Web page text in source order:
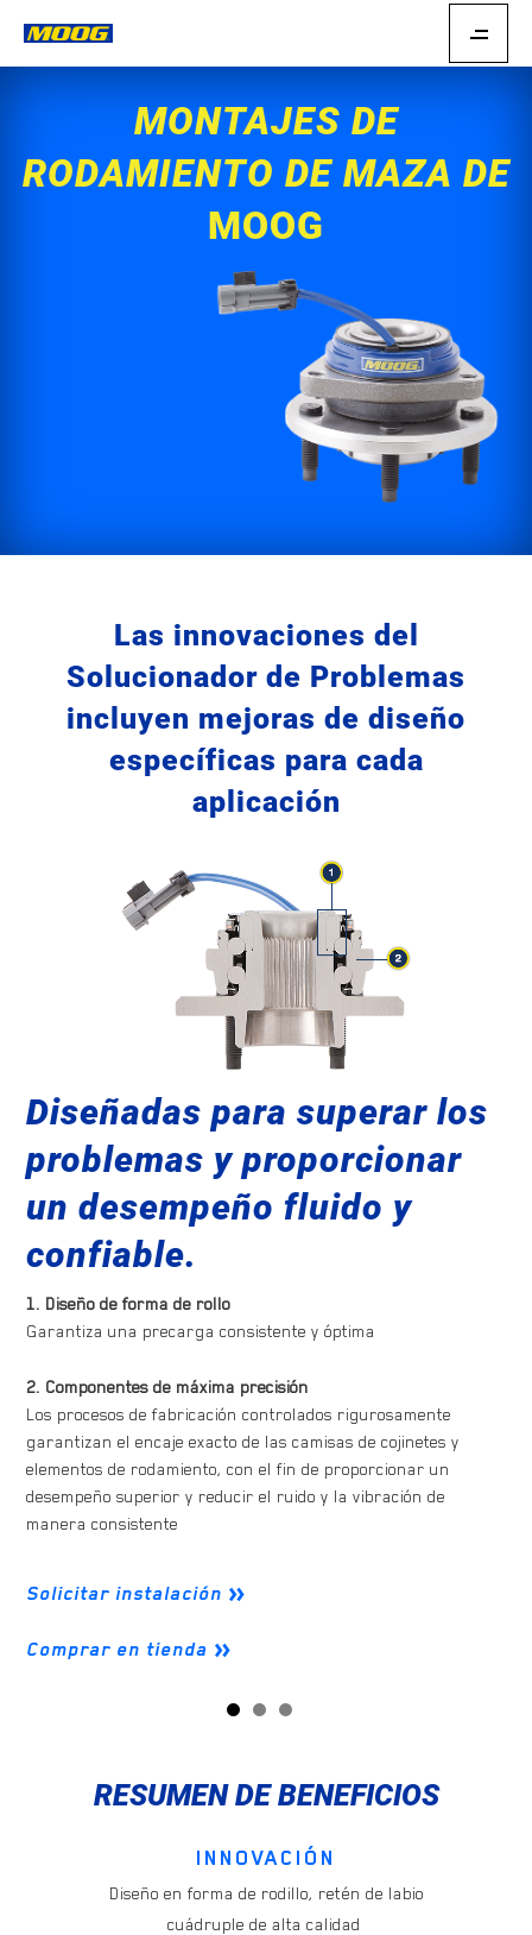
MONTAJES DE
RODAMIENTO DE MAZA DE
MOOG
Las innovaciones del
Solucionador de Problemas
incluyen mejoras de diseño
específicas para cada
aplicación
Diseñadas para superar los
problemas y proporcionar
un desempeño fluido y
confiable.
1. Diseño de forma de rollo
Garantiza una precarga consistente y óptima
2. Componentes de máxima precisión
Los procesos de fabricación controlados rigurosamente
garantizan el encaje exacto de las camisas de cojinetes y
elementos de rodamiento, con el fin de proporcionar un
desempeño superior y reducir el ruido y la vibración de
manera consistente
Solicitar instalación
Comprar en tienda
3. Cable ABS MOOG resistente a la abrasión
4. Conexiones enchufables y aislante moldeado de ABS
5. Diseño de retén de labio cuádruple de alta calidad
6. Pernos para ruedas
RESUMEN DE BENEFICIOS
INNOVACIÓN
Diseño en forma de rodillo, retén de labio
cuádruple de alta calidad